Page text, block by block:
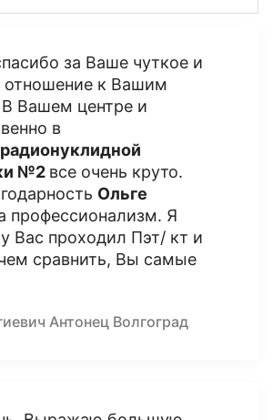
за Ваше чуткое и
отношение к Вашим
В Вашем центре и
в
№2 все очень круто.
Ольге
профессионализм. Я
Вас проходил Пэт/ кт и
сравнить, Вы самые
Антонец Волгоград